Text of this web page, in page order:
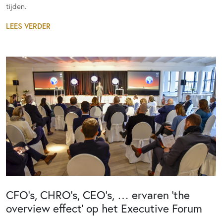
tijden.
LEES VERDER
CFO’s, CHRO’s, CEO’s, … ervaren ’the
overview effect’ op het Executive Forum